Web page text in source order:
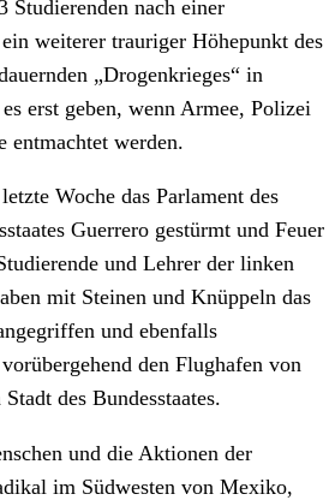
Studierenden nach einer
weiterer trauriger Höhepunkt des
„Drogenkrieges“ in
erst geben, wenn Armee, Polizei
entmachtet werden.
Woche das Parlament des
Guerrero gestürmt und Feuer
und Lehrer der linken
mit Steinen und Knüppeln das
und ebenfalls
den Flughafen von
des Bundesstaates.
und die Aktionen der
im Südwesten von Mexiko,